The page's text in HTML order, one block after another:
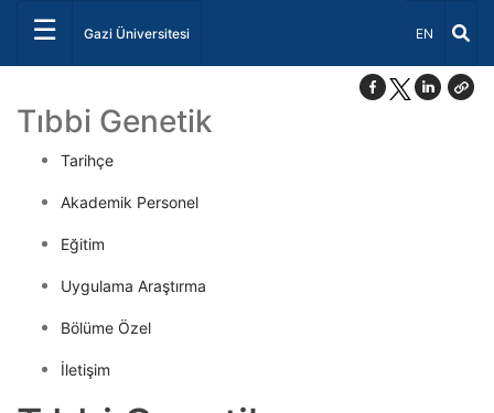
☰ Gazi Üniversitesi Dil Seçiniz
EN
Tıbbi Genetik
Tarihçe
Akademik Personel
Eğitim
Uygulama Araştırma
Bölüme Özel
İletişim